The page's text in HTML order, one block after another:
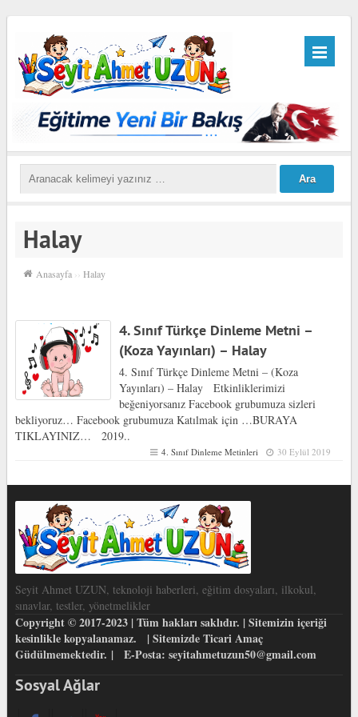
Halay
Anasayfa ›› Halay
4. Sınıf Türkçe Dinleme Metni –
(Koza Yayınları) – Halay
4. Sınıf Türkçe Dinleme Metni – (Koza
Yayınları) – Halay Etkinliklerimizi
beğeniyorsanız Facebook grubumuza sizleri
bekliyoruz… Facebook grubumuza Katılmak için …BURAYA
TIKLAYINIZ… 2019..
4. Sınıf Dinleme Metinleri 30 Eylül 2019
Seyit Ahmet UZUN, teknoloji haberleri, eğitim dosyaları, ilkokul,
sınavlar, testler, yönetmelikler
Copyright © 2017-2023 | Tüm hakları saklıdır. | Sitemizin içeriği
kesinlikle kopyalanamaz. | Sitemizde Ticari Amaç
Güdülmemektedir. | E-Posta: seyitahmetuzun50@gmail.com
Sosyal Ağlar